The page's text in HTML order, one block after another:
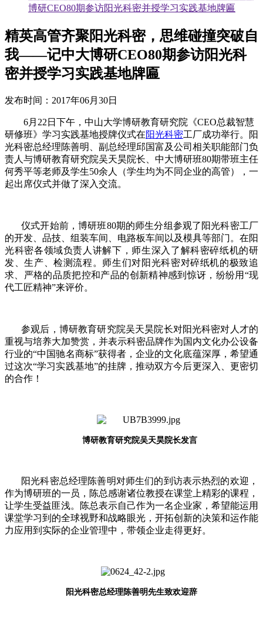
博研CEO80期参访阳光科密并授学习实践基地牌匾
精英高管齐聚阳光科密，思维碰撞突破自
我——记中大博研CEO80期参访阳光科
密并授学习实践基地牌匾
发布时间： 2017年06月30日
6月22日下午，中山大学博研教育研究院《CEO总裁智慧
研修班》学习实践基地授牌仪式在阳光科密工厂成功举行。阳
光科密总经理陈善明、副总经理邱国富及公司相关职能部门负
责人与博研教育研究院吴天昊院长、中大博研班80期带班主任
何秀平等老师及学生50余人（学生均为不同企业的高管），一
起出席仪式并做了深入交流。
仪式开始前，博研班80期的师生分组参观了阳光科密工厂
的开发、品技、组装车间、电路板车间以及模具等部门。在阳
光科密各领域负责人讲解下，师生深入了解科密碎纸机的研
发、生产、检测流程。师生们对阳光科密对碎纸机的极致追
求、严格的品质把控和产品的创新精神感到惊讶，纷纷用“现
代工匠精神”来评价。
参观后，博研教育研究院吴天昊院长对阳光科密对人才的
重视与培养大加赞赏，并表示科密品牌作为国内文化办公设备
行业的“中国驰名商标”获得者，企业的文化底蕴深厚，希望通
过这次“学习实践基地”的挂牌，推动双方今后更深入、更密切
的合作！
博研教育研究院吴天昊院长发言
阳光科密总经理陈善明对师生们的到访表示热烈的欢迎，
作为博研班的一员，陈总感谢诸位教授在课堂上精彩的课程，
让学生受益匪浅。陈总表示自己作为一名企业家，希望能运用
课堂学习到的全球视野和战略眼光，开拓创新的决策和运作能
力应用到实际的企业管理中，带领企业走得更好。
阳光科密总经理陈善明先生致欢迎辞